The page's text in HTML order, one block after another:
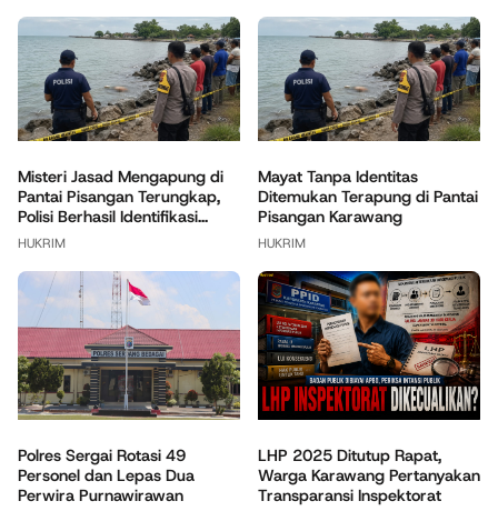
Misteri Jasad Mengapung di
Pantai Pisangan Terungkap,
Polisi Berhasil Identifikasi...
HUKRIM
Mayat Tanpa Identitas
Ditemukan Terapung di Pantai
Pisangan Karawang
HUKRIM
Polres Sergai Rotasi 49
Personel dan Lepas Dua
Perwira Purnawirawan
LHP 2025 Ditutup Rapat,
Warga Karawang Pertanyakan
Transparansi Inspektorat